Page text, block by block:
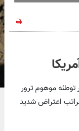
موهوم ترور
اعتراض شدید
دوم از